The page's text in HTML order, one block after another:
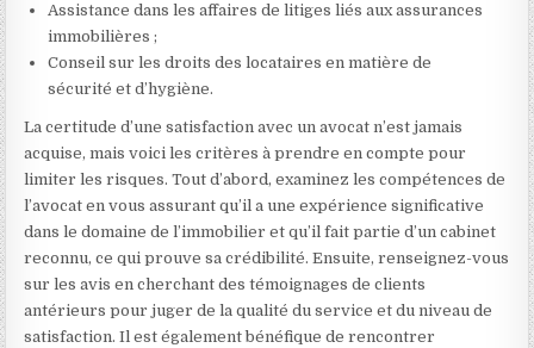
Assistance dans les affaires de litiges liés aux assurances
immobilières ;
Conseil sur les droits des locataires en matière de
sécurité et d’hygiène.
La certitude d’une satisfaction avec un avocat n’est jamais
acquise, mais voici les critères à prendre en compte pour
limiter les risques. Tout d’abord, examinez les compétences de
l’avocat en vous assurant qu’il a une expérience significative
dans le domaine de l’immobilier et qu’il fait partie d’un cabinet
reconnu, ce qui prouve sa crédibilité. Ensuite, renseignez-vous
sur les avis en cherchant des témoignages de clients
antérieurs pour juger de la qualité du service et du niveau de
satisfaction. Il est également bénéfique de rencontrer